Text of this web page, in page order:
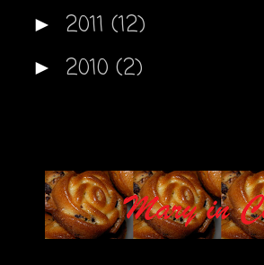
► 2011 (12)
► 2010 (2)